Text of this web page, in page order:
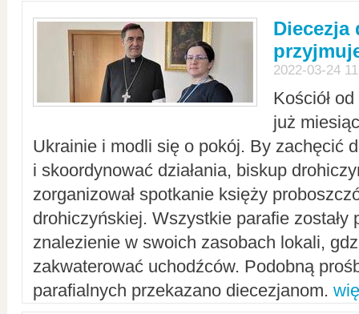
Diecezja
2022-03-24
Kościół
już
Ukrainie i modli się o pokój. By zachęcić
i skoordynować działania, biskup
zorganizował spotkanie księży
drohiczyńskiej. Wszystkie parafie zostały
znalezienie w swoich zasobach lokali,
zakwaterować uchodźców. Podobną
parafialnych przekazano diecezjanom.